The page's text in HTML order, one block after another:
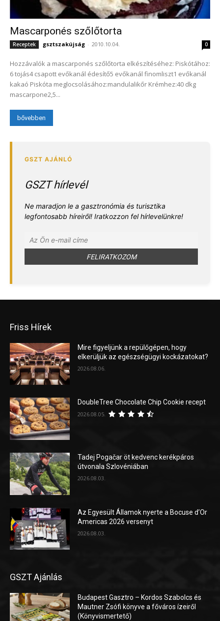
Mascarponés szőlőtorta
Receptek gsztszakújság - 2010.10.04. 0
Hozzávalók a mascarponés szőlőtorta elkészítéséhez: Piskótához:
6 tojás4 csapott evőkanál édesítő5 evőkanál finomliszt1 evőkanál
kakaó Piskóta meglocsolásához:mandulalikőr Krémhez:40 dkg
mascarpone2,5...
bővebben
GSZT hírlevél
Ne maradjon le a gasztronómia és turisztika
legfontosabb híreiről! Iratkozzon fel hírlevelünkre!
Friss Hírek
Mire figyeljünk a repülőgépen, hogy
elkerüljük az egészségügyi kockázatokat?
2026.08.06.
DoubleTree Chocolate Chip Cookie recept
2026.08.05.
Tadej Pogačar öt kedvenc kerékpáros
útvonala Szlovéniában
2026.08.03.
Az Egyesült Államok nyerte a Bocuse d’Or
Americas 2026 versenyt
2026.08.03.
GSZT Ajánlás
Budapest Gasztro – Kordos Szabolcs és
Mautner Zsófi könyve a főváros ízeiről
(Könyvismertető)